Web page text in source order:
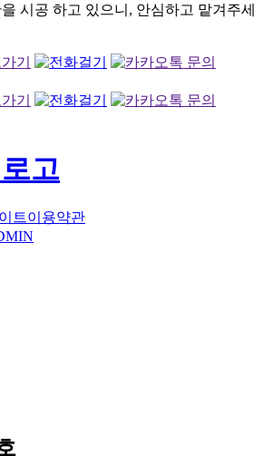
시공 하고 있으니, 안심하고 맡겨주세
트이용약관